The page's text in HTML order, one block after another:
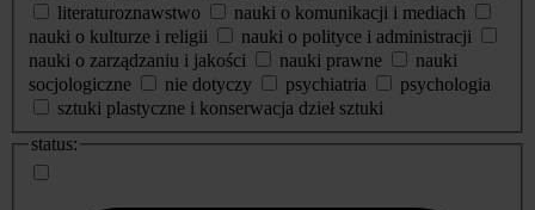
literaturoznawstwo
nauki o komunikacji i mediach
nauki o kulturze i religii
nauki o polityce i administracji
nauki o zarządzaniu i jakości
nauki prawne
nauki
socjologiczne
nie dotyczy psychiatria
psychologia
sztuki plastyczne i konserwacja dzieł sztuki
status: